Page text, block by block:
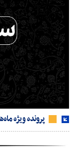
پرونده ویژه